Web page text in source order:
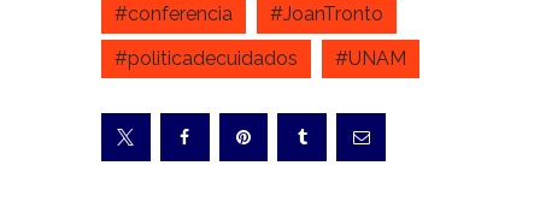
#conferencia
#JoanTronto
#politicadecuidados
#UNAM